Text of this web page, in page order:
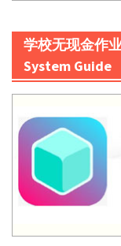
学校无现金作
System Guide